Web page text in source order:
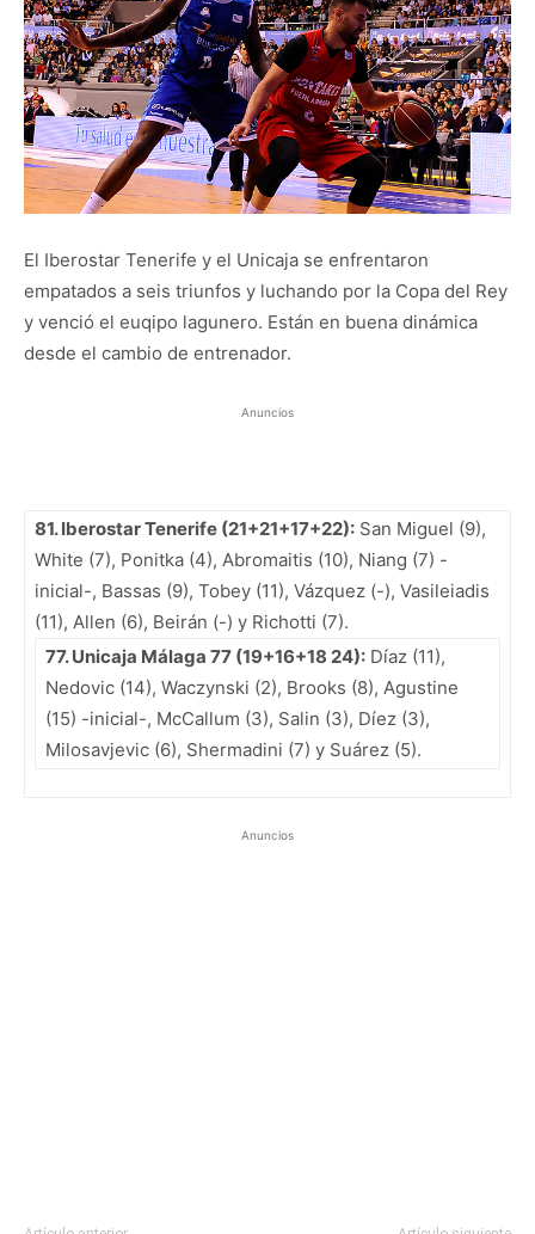
El Iberostar Tenerife y el Unicaja se enfrentaron
empatados a seis triunfos y luchando por la Copa del Rey
y venció el euqipo lagunero. Están en buena dinámica
desde el cambio de entrenador.
Anuncios
81.IberostarTenerife (21+21+17+22): San Miguel (9),
White (7), Ponitka (4), Abromaitis (10), Niang (7) -
inicial-, Bassas (9), Tobey (11), Vázquez (-), Vasileiadis
(11), Allen (6), Beirán (-) y Richotti (7).
77.Unicaja Málaga 77 (19+16+18 24): Díaz (11),
Nedovic (14), Waczynski (2), Brooks (8), Agustine
(15) -inicial-, McCallum (3), Salin (3), Díez (3),
Milosavjevic (6), Shermadini (7) y Suárez (5).
Anuncios